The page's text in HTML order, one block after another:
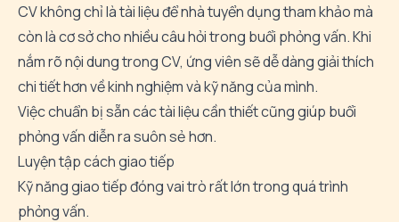
CV không chỉ là tài liệu để nhà tuyển dụng tham khảo mà
còn là cơ sở cho nhiều câu hỏi trong buổi phỏng vấn. Khi
nắm rõ nội dung trong CV, ứng viên sẽ dễ dàng giải thích
chi tiết hơn về kinh nghiệm và kỹ năng của mình.
Việc chuẩn bị sẵn các tài liệu cần thiết cũng giúp buổi
phỏng vấn diễn ra suôn sẻ hơn.
Luyện tập cách giao tiếp
Kỹ năng giao tiếp đóng vai trò rất lớn trong quá trình
phỏng vấn.